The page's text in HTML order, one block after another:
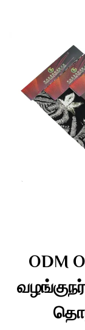
ODM
வழங்குநர்